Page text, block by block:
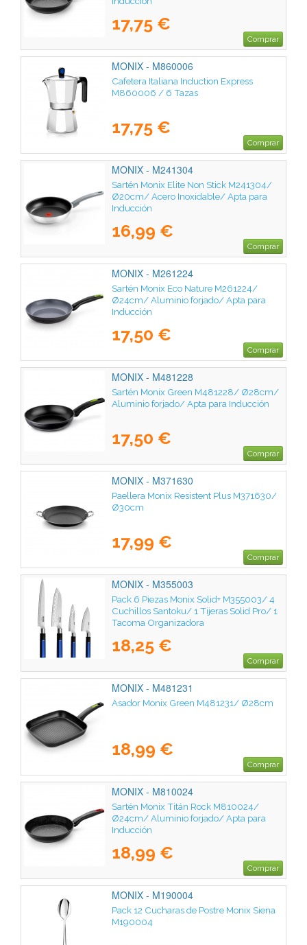
17,75 €
Comprar
MONIX - M860006
Cafetera Italiana Induction Express
M860006 / 6 Tazas
17,75 €
Comprar
MONIX - M241304
Sartén Monix Elite Non Stick M241304/
Ø20cm/ Acero Inoxidable/ Apta para
Inducción
16,99 €
Comprar
MONIX - M261224
Sartén Monix Eco Nature M261224/
Ø24cm/ Aluminio forjado/ Apta para
Inducción
17,50 €
Comprar
MONIX - M481228
Sartén Monix Green M481228/ Ø28cm/
Aluminio forjado/ Apta para Inducción
17,50 €
Comprar
MONIX - M371630
Paellera Monix Resistent Plus M371630/
Ø30cm
17,99 €
Comprar
MONIX - M355003
Pack 6 Piezas Monix Solid+ M355003/ 4
Cuchillos Santoku/ 1 Tijeras Solid Pro/ 1
Tacoma Organizadora
18,25 €
Comprar
MONIX - M481231
Asador Monix Green M481231/ Ø28cm
18,99 €
Comprar
MONIX - M810024
Sartén Monix Titán Rock M810024/
Ø24cm/ Aluminio forjado/ Apta para
Inducción
18,99 €
Comprar
MONIX - M190004
Pack 12 Cucharas de Postre Monix Siena
M190004